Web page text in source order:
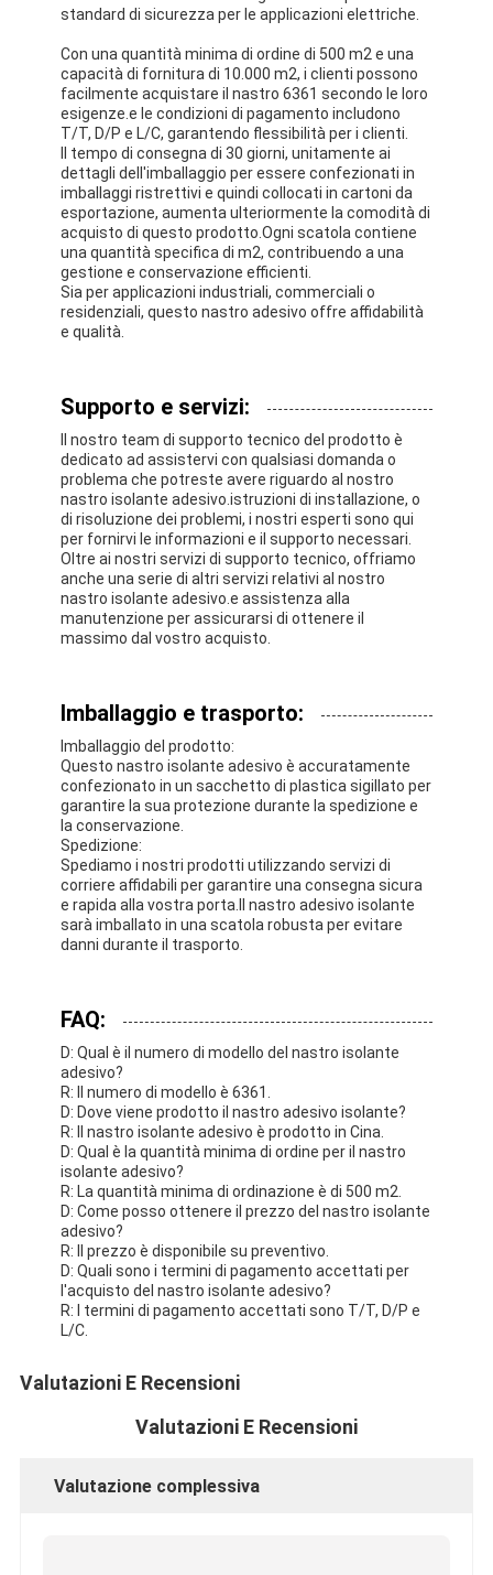
standard di sicurezza per le applicazioni elettriche.
Con una quantità minima di ordine di 500 m2 e una
capacità di fornitura di 10.000 m2, i clienti possono
facilmente acquistare il nastro 6361 secondo le loro
esigenze.e le condizioni di pagamento includono
T/T, D/P e L/C, garantendo flessibilità per i clienti.
Il tempo di consegna di 30 giorni, unitamente ai
dettagli dell'imballaggio per essere confezionati in
imballaggi ristrettivi e quindi collocati in cartoni da
esportazione, aumenta ulteriormente la comodità di
acquisto di questo prodotto.Ogni scatola contiene
una quantità specifica di m2, contribuendo a una
gestione e conservazione efficienti.
Sia per applicazioni industriali, commerciali o
residenziali, questo nastro adesivo offre affidabilità
e qualità.
Supporto e servizi:
Il nostro team di supporto tecnico del prodotto è
dedicato ad assistervi con qualsiasi domanda o
problema che potreste avere riguardo al nostro
nastro isolante adesivo.istruzioni di installazione, o
di risoluzione dei problemi, i nostri esperti sono qui
per fornirvi le informazioni e il supporto necessari.
Oltre ai nostri servizi di supporto tecnico, offriamo
anche una serie di altri servizi relativi al nostro
nastro isolante adesivo.e assistenza alla
manutenzione per assicurarsi di ottenere il
massimo dal vostro acquisto.
Imballaggio e trasporto:
Imballaggio del prodotto:
Questo nastro isolante adesivo è accuratamente
confezionato in un sacchetto di plastica sigillato per
garantire la sua protezione durante la spedizione e
la conservazione.
Spedizione:
Spediamo i nostri prodotti utilizzando servizi di
corriere affidabili per garantire una consegna sicura
e rapida alla vostra porta.Il nastro adesivo isolante
sarà imballato in una scatola robusta per evitare
danni durante il trasporto.
FAQ:
D: Qual è il numero di modello del nastro isolante
adesivo?
R: Il numero di modello è 6361.
D: Dove viene prodotto il nastro adesivo isolante?
R: Il nastro isolante adesivo è prodotto in Cina.
D: Qual è la quantità minima di ordine per il nastro
isolante adesivo?
R: La quantità minima di ordinazione è di 500 m2.
D: Come posso ottenere il prezzo del nastro isolante
adesivo?
R: Il prezzo è disponibile su preventivo.
D: Quali sono i termini di pagamento accettati per
l'acquisto del nastro isolante adesivo?
R: I termini di pagamento accettati sono T/T, D/P e
L/C.
Valutazioni E Recensioni
Valutazioni E Recensioni
Valutazione complessiva